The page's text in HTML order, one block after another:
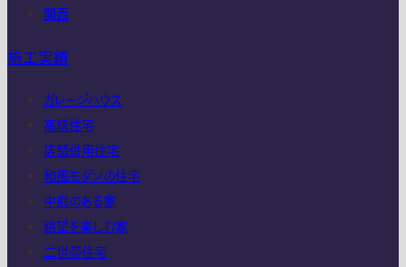
関西
施工実績
ガレージハウス
高級住宅
店舗併用住宅
和風モダンの住宅
中庭のある家
眺望を楽しむ家
二世帯住宅